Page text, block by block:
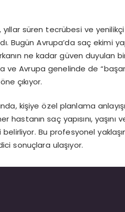
süren tecrübesi ve
Bugün Avrupa’da saç ekimi
ne kadar güven duyulan
ve Avrupa genelinde de
çıkıyor.
kişiye özel planlama
hastanın saç yapısını,
Bu profesyonel
sonuçlara ulaşıyor.